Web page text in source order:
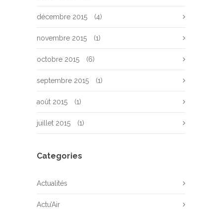
décembre 2015 (4)
novembre 2015 (1)
octobre 2015 (6)
septembre 2015 (1)
août 2015 (1)
juillet 2015 (1)
Categories
Actualités
Actu’Air